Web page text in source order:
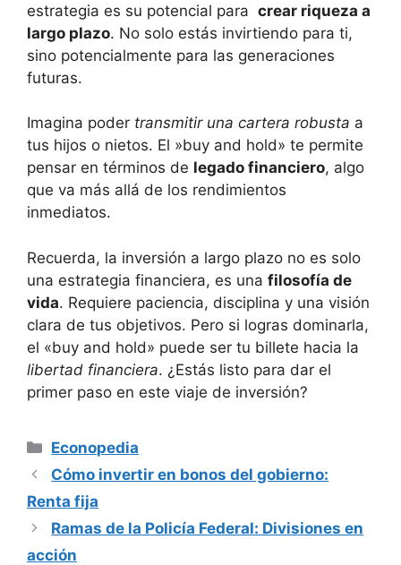
estrategia es su potencial para ‌ crear riqueza a
largo plazo. No solo estás invirtiendo para ti,
sino potencialmente para las generaciones
futuras.
Imagina poder transmitir una cartera robusta a
tus hijos o nietos. El ‌»buy and hold» te permite
pensar en ⁣términos de legado financiero, algo
que va más allá de los rendimientos
inmediatos.
Recuerda, la inversión a largo plazo no es solo
una estrategia financiera, es una filosofía de
vida. Requiere paciencia, disciplina y una ⁣visión⁢
clara de tus objetivos. Pero ‍si logras dominarla,
el «buy and hold» puede ser tu billete hacia la
libertad financiera. ¿Estás listo‍ para dar el
primer paso en este viaje de inversión?
Categorías
Econopedia
Cómo invertir en bonos del gobierno:
Renta fija
Ramas de la Policía Federal: Divisiones en
acción